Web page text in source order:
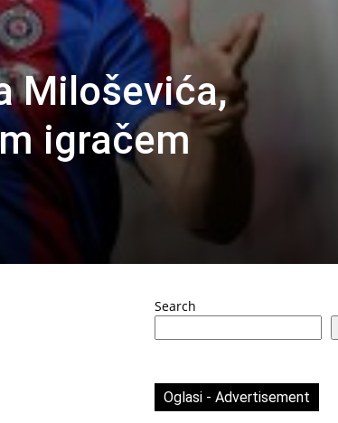
Miloševića,
igračem
Search
Oglasi - Advertisement